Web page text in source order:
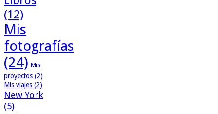
(12)
Mis
fotografías
(24) Mis
proyectos (2)
Mis viajes (2)
New York
(5)